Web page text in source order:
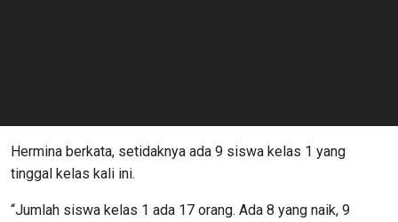
Hermina berkata, setidaknya ada 9 siswa kelas 1 yang
tinggal kelas kali ini.
“Jumlah siswa kelas 1 ada 17 orang. Ada 8 yang naik, 9